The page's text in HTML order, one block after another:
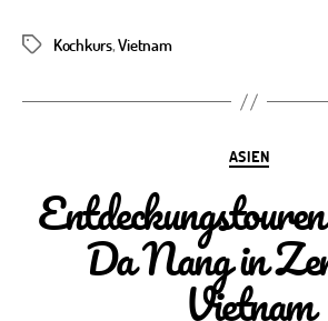
Schlagwörter
Kochkurs,Vietnam
Kategorien
ASIEN
Da Nang in
Vietnam